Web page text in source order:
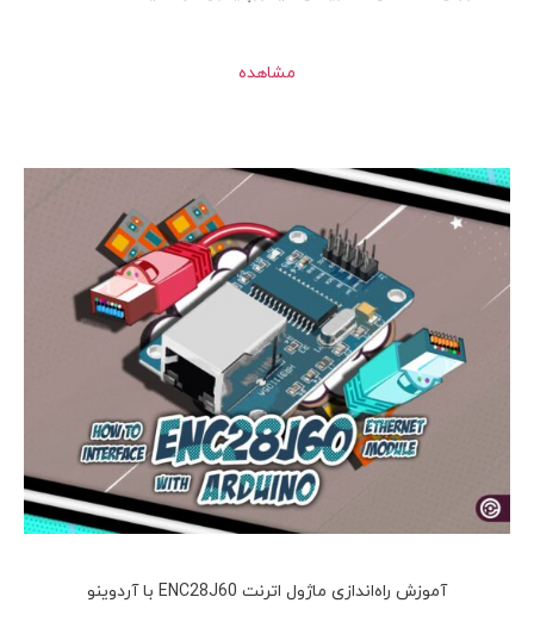
مشاهده
آموزش راه‌اندازی ماژول اترنت ENC28J60 با آردوینو